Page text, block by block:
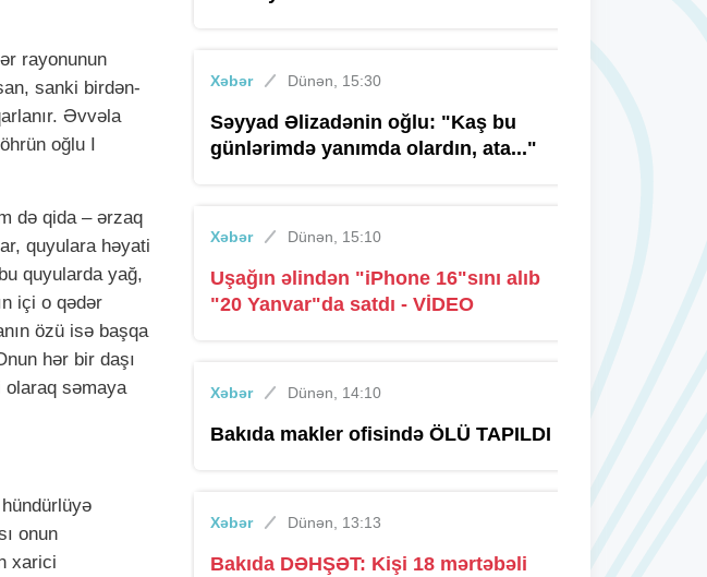
rayonunun
sanki birdən-
Əvvəla
oğlu I
də qida – ərzaq
quyulara həyati
quyularda yağ,
içi o qədər
özü isə başqa
hər bir daşı
olaraq səmaya
onun
xarici
Xəbər Dünən, 15:30
Səyyad Əlizadənin oğlu: "Kaş bu
günlərimdə yanımda olardın, ata..."
Xəbər Dünən, 15:10
Uşağın əlindən "iPhone 16"sını alıb
"20 Yanvar"da satdı - VİDEO
Xəbər Dünən, 14:10
Bakıda makler ofisində ÖLÜ TAPILDI
Xəbər Dünən, 13:13
Bakıda DƏHŞƏT: Kişi 18 mərtəbəli